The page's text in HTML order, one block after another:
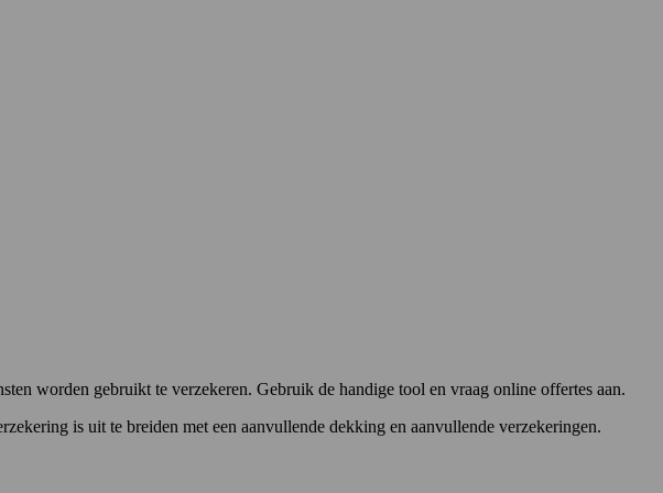
worden gebruikt te verzekeren. Gebruik de handige tool en vraag online offertes aan.
is uit te breiden met een aanvullende dekking en aanvullende verzekeringen.